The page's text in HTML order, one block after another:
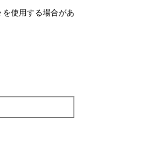
使⽤する場合があ